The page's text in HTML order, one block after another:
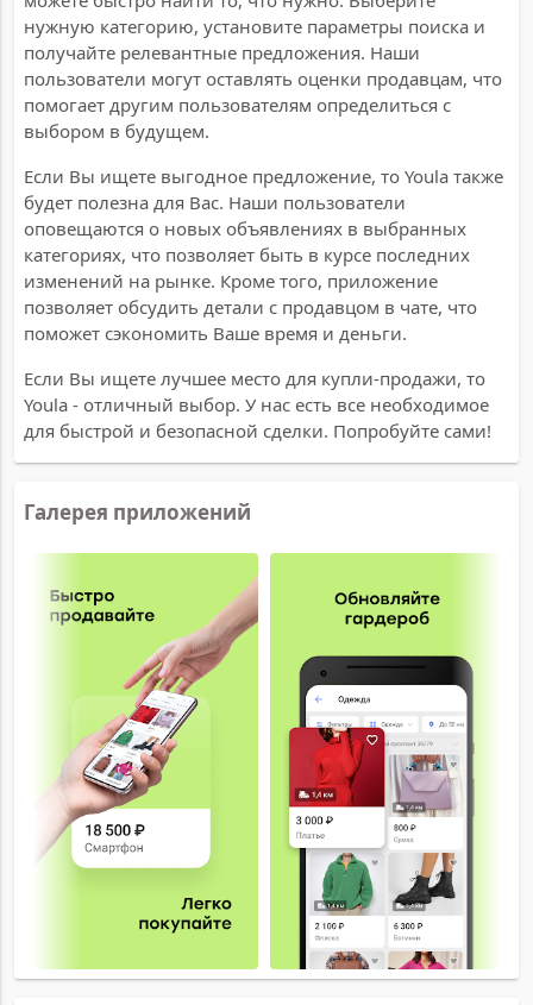
нужную категорию, установите параметры поиска и
получайте релевантные предложения. Наши
пользователи могут оставлять оценки продавцам, что
помогает другим пользователям определиться с
выбором в будущем.
Если Вы ищете выгодное предложение, то Youla также
будет полезна для Вас. Наши пользователи
оповещаются о новых объявлениях в выбранных
категориях, что позволяет быть в курсе последних
изменений на рынке. Кроме того, приложение
позволяет обсудить детали с продавцом в чате, что
поможет сэкономить Ваше время и деньги.
Если Вы ищете лучшее место для купли-продажи, то
Youla - отличный выбор. У нас есть все необходимое
для быстрой и безопасной сделки. Попробуйте сами!
Галерея приложений